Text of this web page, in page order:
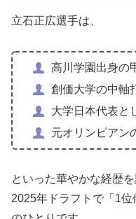
立石正広選手は、
高川学園出身の
創価大学の中軸
大学日本代表と
元オリンピアン
といった華やかな経歴を
2025年ドラフトで「1